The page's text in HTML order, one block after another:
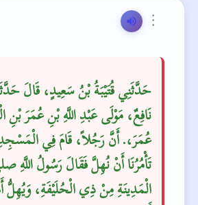
⋮
حَدَّثَنِي قُتَيْبَةُ بْنُ سَعِيدٍ، قَالَ
نَافِعٌ، مَوْلَى عَبْدِ اللَّهِ بْنِ عُمَرَ
عُمَرَ،‏.‏ أَنَّ رَجُلاً، قَامَ فِي الْمَسْجِدِ
تَأْمُرُنَا أَنْ نُهِلَّ فَقَالَ رَسُولُ اللَّهِ
الْمَدِينَةِ مِنْ ذِي الْحُلَيْفَةِ،